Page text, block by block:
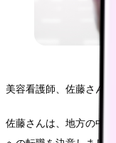
美容看護師、佐藤さん
佐藤さんは、地方の中